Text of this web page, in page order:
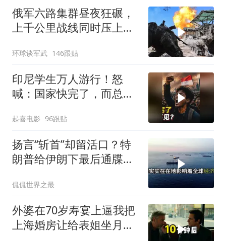
俄军六路集群昼夜狂碾，
上千公里战线同时压上，
制打残
环球谈军武 146跟贴
印尼学生万人游行！怒
喊：国家快完了，而总统
起喜电影 96跟贴
扬言“斩首”却留活口？特
朗普给伊朗下最后通牒，
侃侃世界之最
外婆在70岁寿宴上逼我把
上海婚房让给表姐坐月